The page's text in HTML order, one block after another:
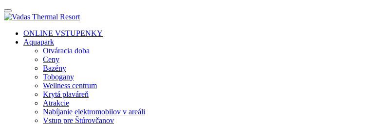
ONLINE VSTUPENKY
Aquapark
Otváracia doba
Ceny
Bazény
Tobogany
Wellness centrum
Krytá plaváreň
Atrakcie
Nabíjanie elektromobilov v areáli
Vstup pre Štúrovčanov